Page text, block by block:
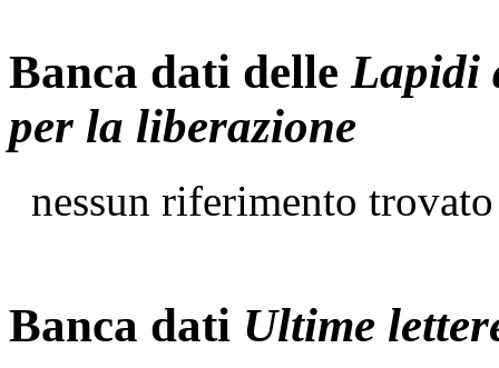
Banca dati delle Lapidi
per la liberazione
nessun riferimento trovato
Banca dati Ultime